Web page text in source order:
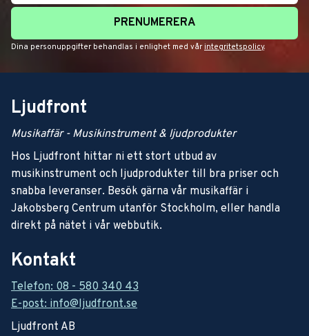
PRENUMERERA
Dina personuppgifter behandlas i enlighet med vår integritetspolicy.
Ljudfront
Musikaffär - Musikinstrument & ljudprodukter
Hos Ljudfront hittar ni ett stort utbud av
musikinstrument och ljudprodukter till bra priser och
snabba leveranser. Besök gärna vår musikaffär i
Jakobsberg Centrum utanför Stockholm, eller handla
direkt på nätet i vår webbutik.
Kontakt
Telefon: 08 - 580 340 43
E-post: info@ljudfront.se
Ljudfront AB